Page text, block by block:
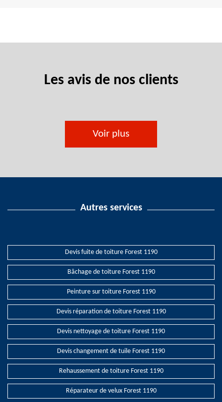
Les avis de nos clients
Voir plus
Autres services
Devis fuite de toiture Forest 1190
Bâchage de toiture Forest 1190
Peinture sur toiture Forest 1190
Devis réparation de toiture Forest 1190
Devis nettoyage de toiture Forest 1190
Devis changement de tuile Forest 1190
Rehaussement de toiture Forest 1190
Réparateur de velux Forest 1190